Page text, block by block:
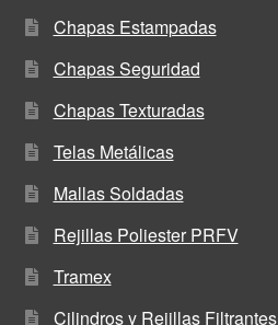
Chapas Estampadas
Chapas Seguridad
Chapas Texturadas
Telas Metálicas
Mallas Soldadas
Rejillas Poliester PRFV
Tramex
Cilindros y Rejillas Filtrantes